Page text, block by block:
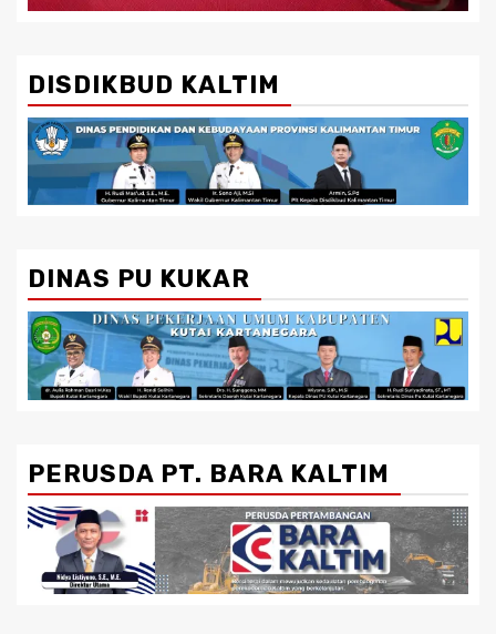
DISDIKBUD KALTIM
DINAS PU KUKAR
PERUSDA PT. BARA KALTIM